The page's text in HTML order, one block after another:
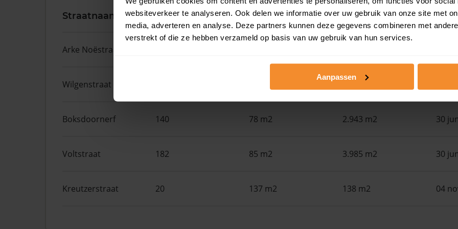
websiteverkeer te analyseren. Ook delen we informatie over uw gebruik van onze site met
media, adverteren en analyse. Deze partners kunnen deze gegevens combineren met
verstrekt of die ze hebben verzameld op basis van uw gebruik van hun services.
Aanpassen
Straatnaam Huisnr. Woonoppervlak Perceel
Arke Noëstraat
Wilgenstraat 183 m2
Boksdoornerf 140 78 m2 2.943 m2 30
Voltstraat 182 85 m2 3.985 m2 30
Kreutzerstraat 20 137 m2 138 m2 04